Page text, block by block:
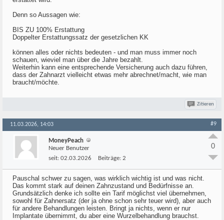
Denn so Aussagen wie:
BIS ZU 100% Erstattung
Doppelter Erstattungssatz der gesetzlichen KK
können alles oder nichts bedeuten - und man muss immer noch
schauen, wieviel man über die Jahre bezahlt.
Weiterhin kann eine entsprechende Versicherung auch dazu führen,
dass der Zahnarzt vielleicht etwas mehr abrechnet/macht, wie man
braucht/möchte.
Zitieren
11.03.2026, 14:03 #9
MoneyPeach
Neuer Benutzer
seit: 02.03.2026 Beiträge: 2
0
Pauschal schwer zu sagen, was wirklich wichtig ist und was nicht.
Das kommt stark auf deinen Zahnzustand und Bedürfnisse an.
Grundsätzlich denke ich sollte ein Tarif möglichst viel übernehmen,
sowohl für Zahnersatz (der ja ohne schon sehr teuer wird), aber auch
für andere Behandlungen leisten. Bringt ja nichts, wenn er nur
Implantate übernimmt, du aber eine Wurzelbehandlung brauchst.